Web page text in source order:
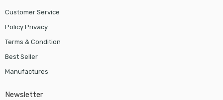
Customer Service
Policy Privacy
Terms & Condition
Best Seller
Manufactures
Newsletter